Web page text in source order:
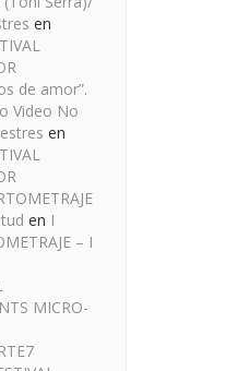
en
de amor”.
Video No
en
en I
– I
MICRO-